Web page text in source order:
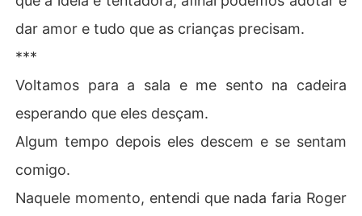
dar amor e tudo que as crianças precisam.
***
Voltamos para a sala e me sento na cadeira
esperando que eles desçam.
Algum tempo depois eles descem e se sentam
comigo.
Naquele momento, entendi que nada faria Roger